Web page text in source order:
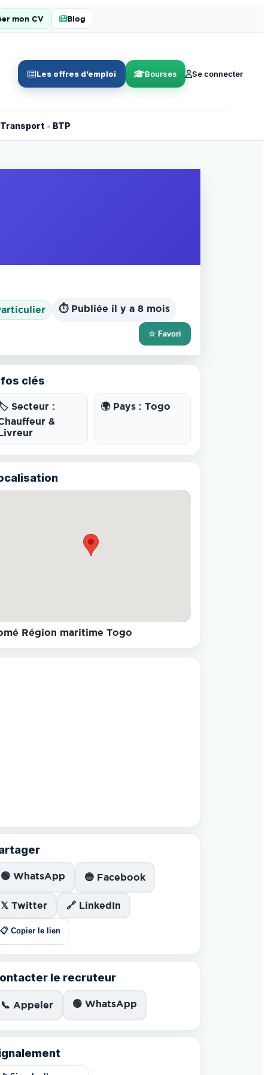
mon CV Blog
Les offres d’emploi Bourses Se connecter
Transport • BTP
⏱️ Publiée il y a 8 mois
☆ Favori
clés
Secteur :
&
🌍 Pays : Togo
Région maritime Togo
🟢 WhatsApp 🔵 Facebook
𝕏 Twitter 🔗 LinkedIn
📋 Copier le lien
le recruteur
📞 Appeler 🟢 WhatsApp